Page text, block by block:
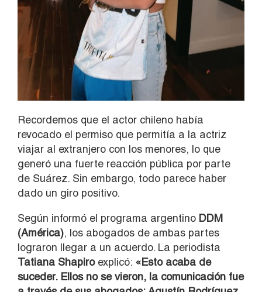
Recordemos que el actor chileno había
revocado el permiso que permitía a la actriz
viajar al extranjero con los menores, lo que
generó una fuerte reacción pública por parte
de Suárez. Sin embargo, todo parece haber
dado un giro positivo.
Según informó el programa argentino DDM
(América), los abogados de ambas partes
lograron llegar a un acuerdo. La periodista
Tatiana Shapiroexplicó: «Esto acaba de
suceder. Ellos no se vieron, la comunicación fue